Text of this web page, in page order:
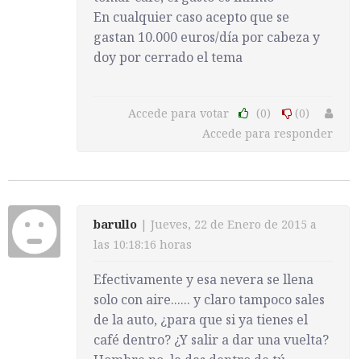
En cualquier caso acepto que se
gastan 10.000 euros/día por cabeza y
doy por cerrado el tema
Accede para votar (0)
(0)
Accede para responder
barullo | Jueves, 22 de Enero de 2015 a
las 10:18:16 horas
Efectivamente y esa nevera se llena
solo con aire...... y claro tampoco sales
de la auto, ¿para que si ya tienes el
café dentro? ¿Y salir a dar una vuelta?